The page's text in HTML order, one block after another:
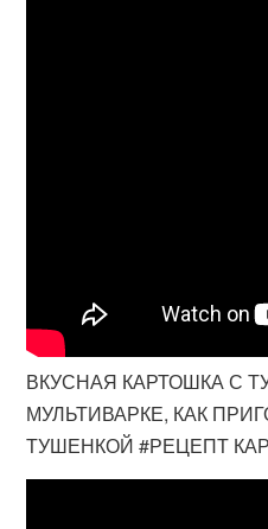
ВКУСНАЯ КАРТОШКА С
МУЛЬТИВАРКЕ, КАК
ТУШЕНКОЙ #РЕЦЕПТ